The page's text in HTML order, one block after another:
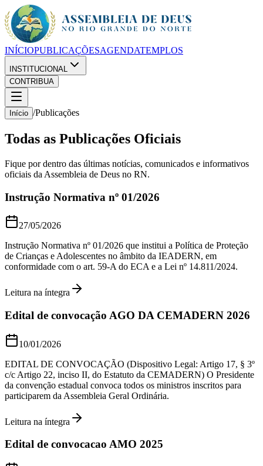
INÍCIOPUBLICAÇÕESAGENDATEMPLOS
INSTITUCIONAL
CONTRIBUA
Início /Publicações
Todas as Publicações Oficiais
Fique por dentro das últimas notícias, comunicados e informativos
oficiais da Assembleia de Deus no RN.
Instrução Normativa nº 01/2026
27/05/2026
Instrução Normativa nº 01/2026 que institui a Política de Proteção
de Crianças e Adolescentes no âmbito da IEADERN, em
conformidade com o art. 59-A do ECA e a Lei nº 14.811/2024.
Leitura na íntegra
Edital de convocação AGO DA CEMADERN 2026
10/01/2026
EDITAL DE CONVOCAÇÃO (Dispositivo Legal: Artigo 17, § 3º
c/c Artigo 22, inciso II, do Estatuto da CEMADERN) O Presidente
da convenção estadual convoca todos os ministros inscritos para
participarem da Assembleia Geral Ordinária.
Leitura na íntegra
Edital de convocacao AMO 2025